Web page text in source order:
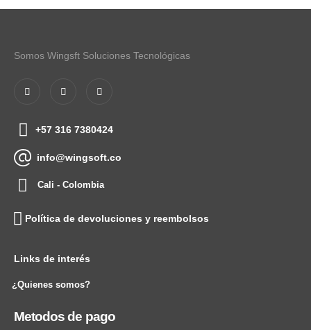
Somos Wingsft Soluciones Tecnológicas
+57 316 7380424
info@wingsoft.co
Cali - Colombia
Política de devoluciones y reembolsos
Links de interés
¿Quienes somos?
Metodos de pago